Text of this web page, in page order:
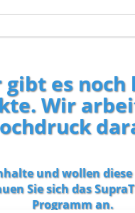
gibt es noch
Wir
und wollen
Sie sich das
Programman.